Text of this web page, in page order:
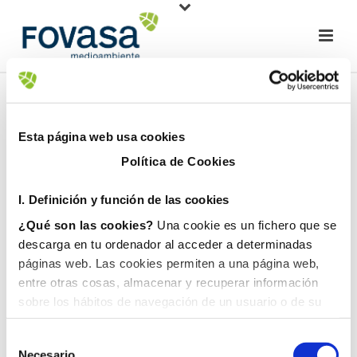
Esta página web usa cookies
Política de Cookies
I. Definición y función de las cookies
¿Qué son las cookies? Una cookie es un fichero que se
descarga en tu ordenador al acceder a determinadas
páginas web. Las cookies permiten a una página web,
entre otras cosas, almacenar y recuperar información
sobre los hábitos de navegación de un usuario o de su
equipo y, dependiendo de la información que contengan y
de la forma en que utilice su equipo, pueden utilizarse